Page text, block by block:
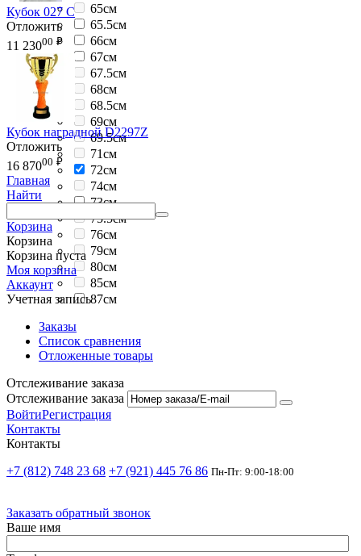
65см
65.5см
66см
67см
67.5см
68см
68.5см
69см
69.5см
71см
72см
74см
73см
75.5см
76см
79см
80см
85см
87см
Кубок 027 C
Отложить
11 23000 ₽
Кубок наградной D2297Z
Отложить
16 87000 ₽
Главная
Найти
Корзина
Корзина
Корзина пуста
Моя корзина
Аккаунт
Учетная запись
Заказы
Список сравнения
Отложенные товары
Отслеживание заказа
Отслеживание заказа
ВойтиРегистрация
Контакты
Контакты
+7 (812) 748 23 68 +7 (921) 445 76 86 Пн-Пт: 9:00-18:00
Заказать обратный звонок
Ваше имя